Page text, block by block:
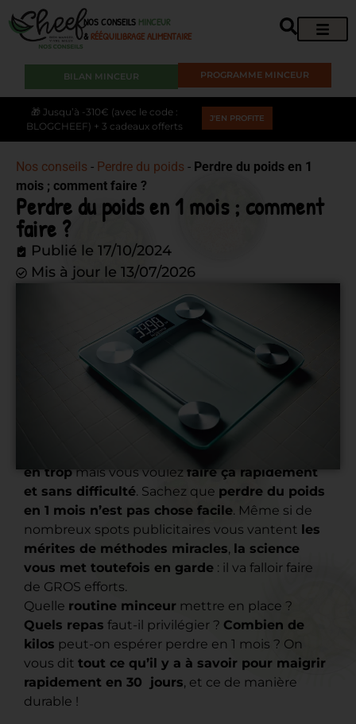
NOS CONSEILS MINCEUR
&RÉÉQUILIBRAGE ALIMENTAIRE
PROGRAMME MINCEUR
BILAN MINCEUR
🎁 Jusqu’à -310€ (avec le code :
BLOGCHEEF) + 3 cadeaux offerts
J'EN PROFITE
Nos conseils - Perdre du poids - Perdre du poids en 1
mois ; comment faire ?
Perdre du poids en 1 mois ; comment
faire ?
Publié le 17/10/2024
Mis à jour le 13/07/2026
en tropmais vous voulez faire ça rapidement
et sans difficulté. Sachez que perdre du poids
en 1 mois n’est pas chose facile. Même si de
nombreux spots publicitaires vous vantent les
mérites de méthodes miracles, la science
vous met toutefois en garde : il va falloir faire
de GROS efforts.
Quelle routine minceur mettre en place ?
Quels repas faut-il privilégier ? Combien de
kilos peut-on espérer perdre en 1 mois ? On
vous dit tout ce qu’il y a à savoir pour maigrir
rapidement en 30 jours, et ce de manière
durable !